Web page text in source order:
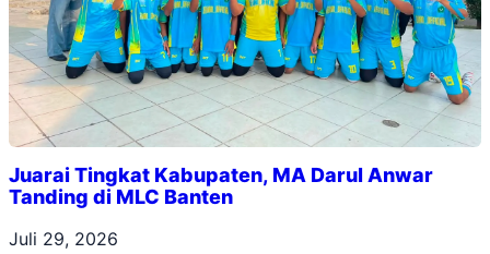
Juarai Tingkat Kabupaten, MA Darul Anwar
Tanding di MLC Banten
Juli 29, 2026